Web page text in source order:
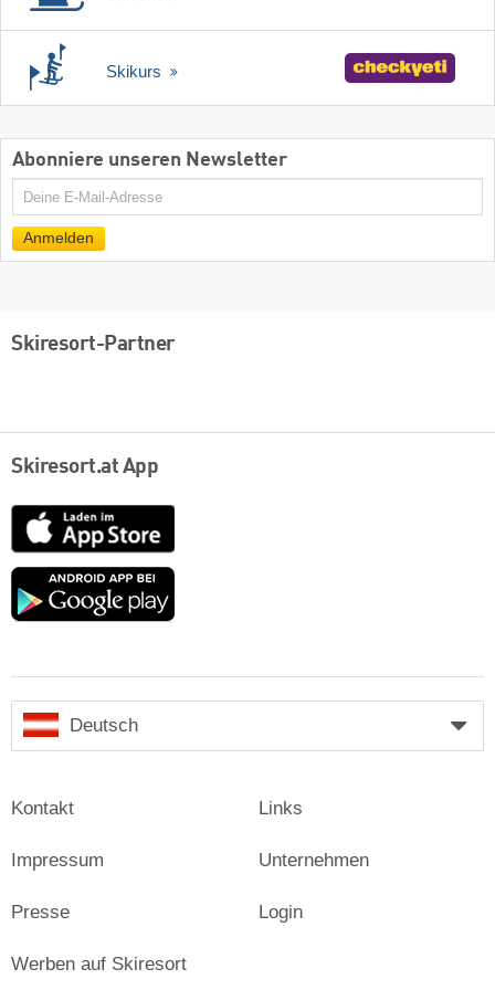
Skikurs
Abonniere unseren Newsletter
E-
Anmelden
Skiresort-Partner
Skiresort.at App
App
Store
Google
Deutsch
Kontakt
Impressum
Presse
Links
Unternehmen
Login
Werben auf Skiresort